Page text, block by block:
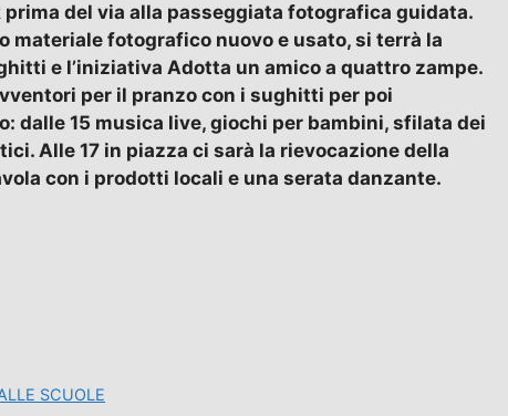
del via alla passeggiata fotografica guidata.
materiale fotografico nuovo e usato, si terrà la
e l’iniziativa Adotta un amico a quattro zampe.
per il pranzo con i sughitti per poi
dalle 15 musica live, giochi per bambini, sfilata dei
Alle 17 in piazza ci sarà la rievocazione della
con i prodotti locali e una serata danzante.
SCUOLE